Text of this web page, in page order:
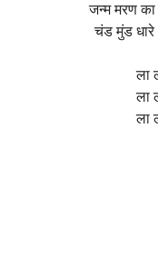
जन्म मरण का
चंड मुंड धारे
ला
ला
ला